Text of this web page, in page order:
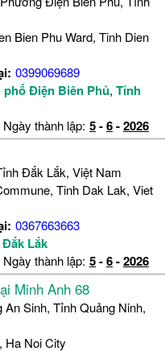
Bien Phu Ward, Tinh Dien
0399069689
phố Điện Biên Phủ, Tỉnh
Ngày thành lập: 5-6-2026
Đắk Lắk, Việt Nam
Tinh Dak Lak, Viet
0367663663
Lắk
Ngày thành lập: 5-6-2026
Minh Anh 68
Sinh, Tỉnh Quảng Ninh,
Ha Noi City